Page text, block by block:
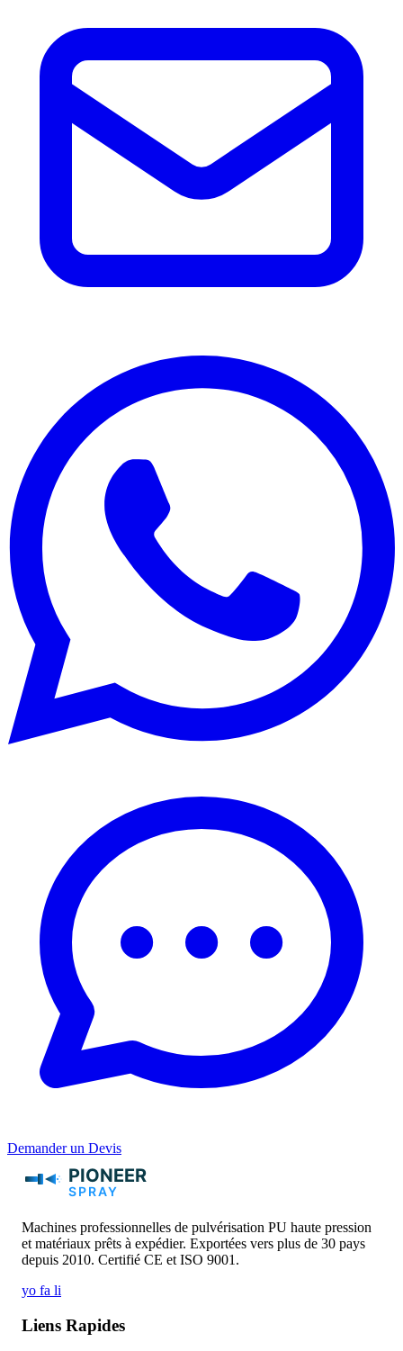
Demander un Devis
Machines professionnelles de pulvérisation PU haute pression
et matériaux prêts à expédier. Exportées vers plus de 30 pays
depuis 2010. Certifié CE et ISO 9001.
yo fa li
Liens Rapides